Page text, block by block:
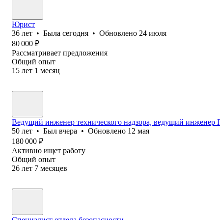
Юрист
36 лет • Была сегодня • Обновлено 24 июля
80 000 ₽
Рассматривает предложения
Общий опыт
15 лет 1 месяц
Ведущий инженер технического надзора, ведущий
50 лет • Был вчера • Обновлено 12 мая
180 000 ₽
Активно ищет работу
Общий опыт
26 лет 7 месяцев